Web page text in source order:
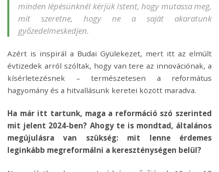
minden lépésünknél kérjük Istent, hogy mutassa meg,
mit szeretne, hogy ne a saját akaratunk
győzedelmeskedjen.
Azért is inspirál a Budai Gyülekezet, mert itt az elmúlt
évtizedek arról szóltak, hogy van tere az innovációnak, a
kísérletezésnek – természetesen a református
hagyomány és a hitvallásunk keretei között maradva.
Ha már itt tartunk, maga a reformáció szó szerinted
mit jelent 2024-ben? Ahogy te is mondtad, általános
megújulásra van szükség: mit lenne érdemes
leginkább megreformálni a kereszténységen belül?